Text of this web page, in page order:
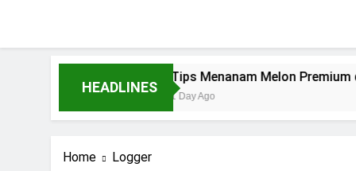
HEADLINES
Tips Menanam Melon Premium di Polibag
Home Logger